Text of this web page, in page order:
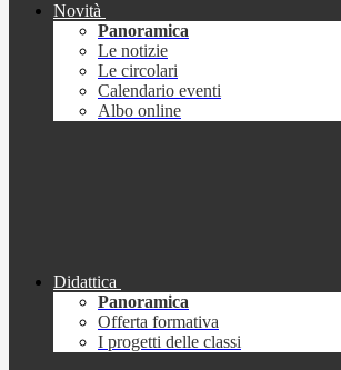
Novità
Panoramica
Le notizie
Le circolari
Calendario eventi
Albo online
Didattica
Panoramica
Offerta formativa
I progetti delle classi